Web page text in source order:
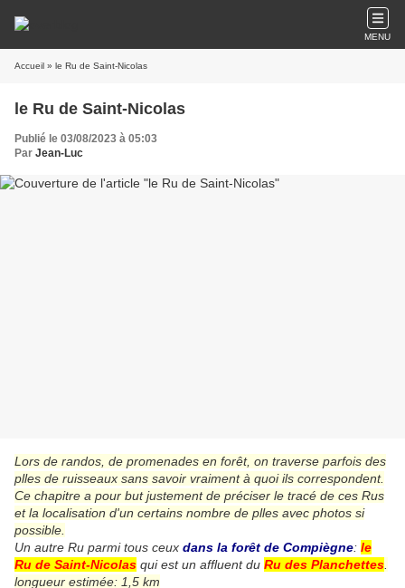
MENU
Accueil » le Ru de Saint-Nicolas
le Ru de Saint-Nicolas
Publié le 03/08/2023 à 05:03
Par Jean-Luc
Lors de randos, de promenades en forêt, on traverse parfois des
plles de ruisseaux sans savoir vraiment à quoi ils correspondent.
Ce chapitre a pour but justement de préciser le tracé de ces Rus
et la localisation d'un certains nombre de plles avec photos si
possible.
Un autre Ru parmi tous ceux dans la forêt de Compiègne: le
Ru de Saint-Nicolas qui est un affluent du Ru des Planchettes
longueur estimée: 1,5 km